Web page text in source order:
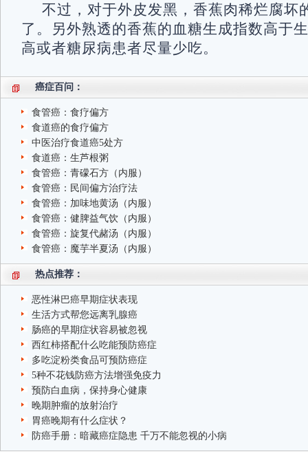
不过，对于外皮发黑，香蕉肉稀烂腐坏
了。另外熟透的香蕉的血糖生成指数高于
高或者糖尿病患者尽量少吃。
癌症百问：
食管癌：食疗偏方
食道癌的食疗偏方
中医治疗食道癌5处方
食道癌：生芦根粥
食管癌：青礞石方（内服）
食管癌：民间偏方治疗法
食管癌：加味地黄汤（内服）
食管癌：健脾益气饮（内服）
食管癌：旋复代赭汤（内服）
食管癌：魔芋半夏汤（内服）
热点推荐：
恶性淋巴癌早期症状表现
生活方式帮您远离乳腺癌
肠癌的早期症状容易被忽视
西红柿搭配什么吃能预防癌症
多吃淀粉类食品可预防癌症
5种不花钱防癌方法增强免疫力
预防白血病，保持身心健康
晚期肿瘤的放射治疗
胃癌晚期有什么症状？
防癌手册：暗藏癌症隐患 千万不能忽视的小病